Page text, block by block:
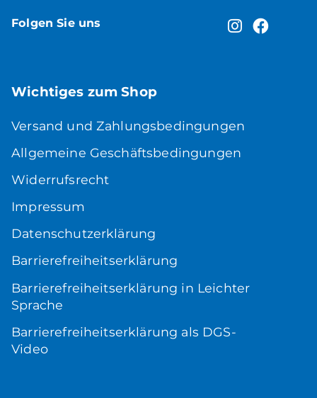
Folgen Sie uns
Wichtiges zum Shop
Versand und Zahlungsbedingungen
Allgemeine Geschäftsbedingungen
Widerrufsrecht
Impressum
Datenschutzerklärung
Barrierefreiheitserklärung
Barrierefreiheitserklärung in Leichter
Sprache
Barrierefreiheitserklärung als DGS-
Video